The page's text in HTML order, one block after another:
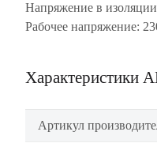
Напряжение в
Рабочее напряжение:
Характеристики
Артикул